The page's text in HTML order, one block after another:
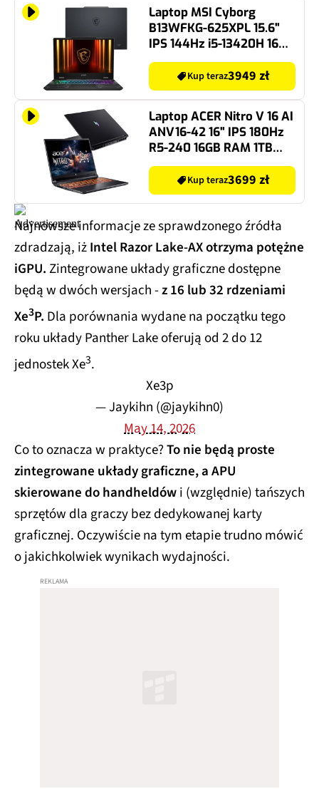
Laptop MSI Cyborg
B13WFKG-625XPL 15.6"
IPS 144Hz i5-13420H 16GB
RTX 5060 DLSS 4
Kup teraz3949 zł
Laptop ACER Nitro V 16 AI
ANV16-42 16" IPS 180Hz
R5-240 16GB RAM 1TB
DLSS 3 Windows 11 Home,
Funkcje AI
Kup teraz3699 zł
Najnowsze informacje ze sprawdzonego źródła
zdradzają, iżIntel Razor Lake-AX otrzyma potężne
iGPU. Zintegrowane układy graficzne dostępne
będą w dwóch wersjach -z 16 lub 32 rdzeniami
Xe3P. Dla porównania wydane na początku tego
roku układy Panther Lake oferują od 2 do 12
jednostek Xe3.
Xe3p
— Jaykihn (@jaykihn0)
May 14, 2026
Co to oznacza w praktyce?To nie będą proste
zintegrowane układy graficzne, a APU
skierowane do handheldówi (względnie) tańszych
sprzętów dla graczy bez dedykowanej karty
graficznej. Oczywiście na tym etapie trudno mówić
o jakichkolwiek wynikach wydajności.